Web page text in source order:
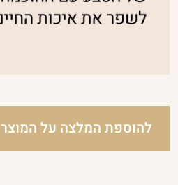
להוספת המלצה על המוצר